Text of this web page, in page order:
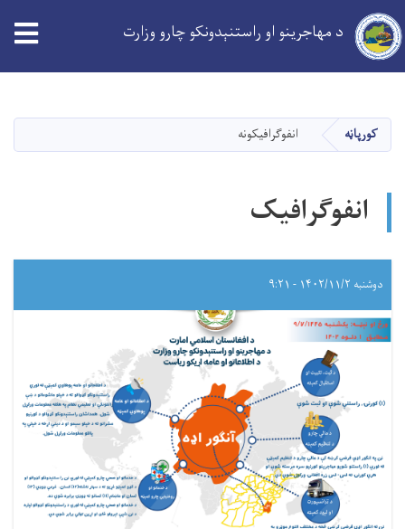
content
د مهاجرینو او راستنېدونکو چارو وزارت
کورپاڼه انفوگرافیکونه
انفوگرافیک
دوشنبه ۱۴۰۲/۱۱/۲ - ۹:۲۱